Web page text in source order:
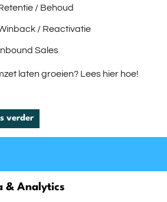
/ Behoud
/ Reactivatie
Sales
laten groeien? Lees hier hoe!
verder
& Analytics